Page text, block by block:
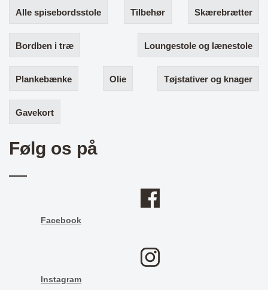
Alle spisebordsstole Tilbehør Skærebrætter
Bordben i træ Loungestole og lænestole
Plankebænke Olie Tøjstativer og knager
Gavekort
Følg os på
Facebook
Instagram